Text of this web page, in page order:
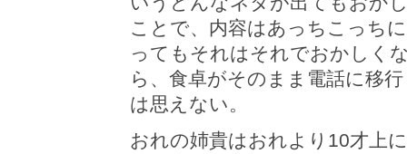
ことで、内容はあっちこっち
ってもそれはそれでおかしく
ら、食卓がそのまま電話に移
は思えない。
おれの姉貴はおれより10才上